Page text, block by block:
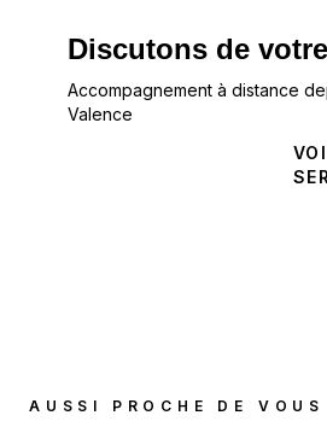
Discutons de
Accompagnement à distance
Valence
AUSSI PROCHE DE VOUS